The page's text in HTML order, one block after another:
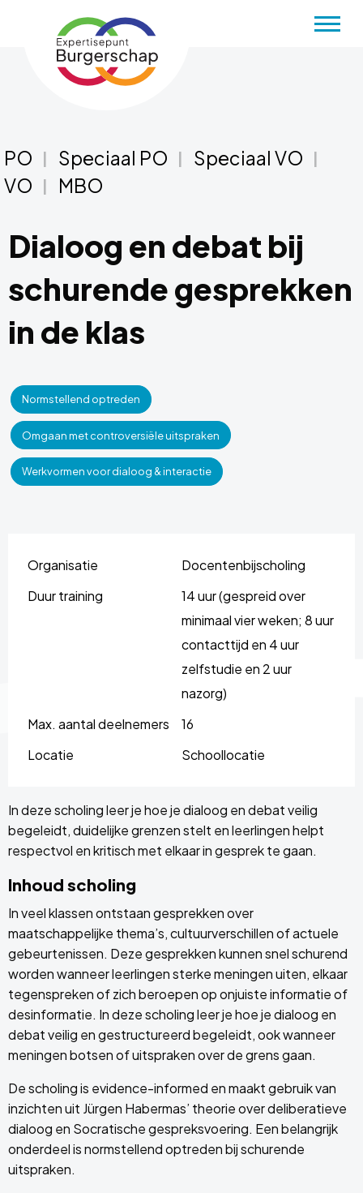
Menu
PO Speciaal PO
Speciaal VO
VO
MBO
Dialoog en debat bij
schurende gesprekken
in de klas
Normstellend optreden
Omgaan met controversiële uitspraken
Werkvormen voor dialoog & interactie
Organisatie
Docentenbijscholing
Duur training
14 uur (gespreid over
minimaal vier weken; 8 uur
contacttijd en 4 uur
zelfstudie en 2 uur
nazorg)
Max. aantal deelnemers
16
Locatie
Schoollocatie
In deze scholing leer je hoe je dialoog en debat veilig
begeleidt, duidelijke grenzen stelt en leerlingen helpt
respectvol en kritisch met elkaar in gesprek te gaan.
Inhoud scholing
In veel klassen ontstaan gesprekken over
maatschappelijke thema’s, cultuurverschillen of actuele
gebeurtenissen. Deze gesprekken kunnen snel schurend
worden wanneer leerlingen sterke meningen uiten, elkaar
tegenspreken of zich beroepen op onjuiste informatie of
desinformatie. In deze scholing leer je hoe je dialoog en
debat veilig en gestructureerd begeleidt, ook wanneer
meningen botsen of uitspraken over de grens gaan.
De scholing is evidence-informed en maakt gebruik van
inzichten uit Jürgen Habermas’ theorie over deliberatieve
dialoog en Socratische gespreksvoering. Een belangrijk
onderdeel is normstellend optreden bij schurende
uitspraken.